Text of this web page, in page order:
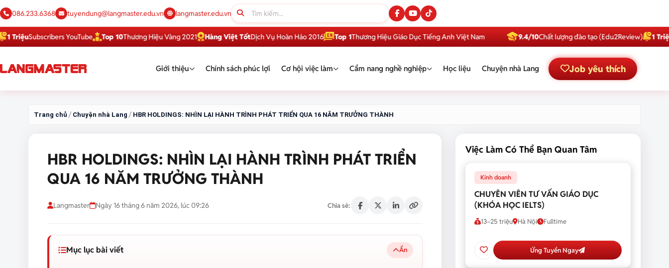
086.233.6368 tuyendung@langmaster.edu.vn langmaster.edu.vn
Subscribers YouTube Top 10Thương Hiệu Vàng 2021 Hàng Việt TốtDịch Vụ Hoàn Hảo 2016 Top 1Thương Hiệu Giáo Dục Tiếng Anh Việt Nam 9.4/10Chất lượng đào tạo (Edu2Review) 1 Triệu
Giới thiệu Chính sách phúc lợi Cơ hội việc làm Cẩm nang nghề nghiệp Học liệu Chuyện nhà Lang Job yêu thích
Trang chủ / Chuyện nhà Lang / HBR HOLDINGS: NHÌN LẠI HÀNH TRÌNH PHÁT TRIỂN QUA 16 NĂM TRƯỞNG THÀNH
HBR HOLDINGS: NHÌN LẠI HÀNH TRÌNH PHÁT TRIỂN
QUA 16 NĂM TRƯỞNG THÀNH
Langmaster Ngày 16 tháng 6 năm 2026, lúc 09:26 Chia sẻ:
Mục lục bài viết Ẩn
Việc Làm Có Thể Bạn Quan Tâm
Kinh doanh
CHUYÊN VIÊN TƯ VẤN GIÁO DỤC
(KHÓA HỌC IELTS)
13–25 triệu Hà Nội Fulltime
Ứng Tuyển Ngay